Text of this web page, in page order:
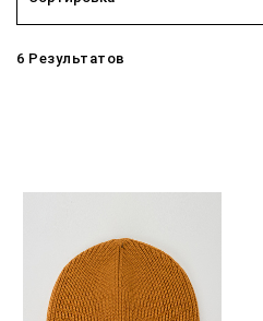
6 Результатов